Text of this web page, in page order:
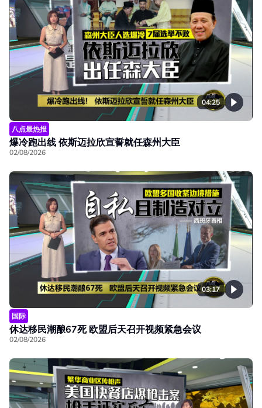
04:25
八点最热报
爆冷跑出线 依斯迈拉欣宣誓就任森州大臣
02/08/2026
03:17
国际
休达移民潮酿67死 欧盟后天召开视频紧急会议
02/08/2026